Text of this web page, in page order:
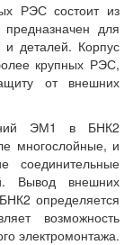
РЭС состоит из
для
и деталей. Корпус
крупных РЭС,
от внешних
ЭМ1 в БНК2
многослойные, и
соединительные
Вывод внешних
определяется
возможность
электромонтажа.